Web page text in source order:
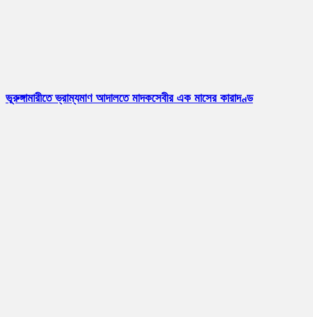
ভূরুঙ্গামারীতে ভ্রাম্যমাণ আদালতে মাদকসেবীর এক মাসের কারাদণ্ড